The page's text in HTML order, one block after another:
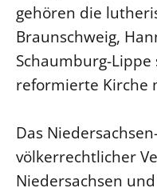
gehören die
Braunschweig,
Schaumburg-Lippe
reformierte Kirche
Das
völkerrechtlicher
Niedersachsen